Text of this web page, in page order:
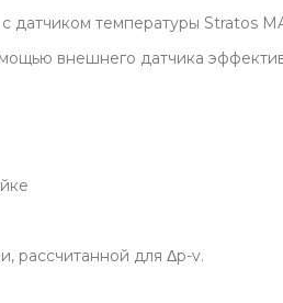
датчиком температуры Stratos
внешнего датчика
рассчитанной для Δp-v.